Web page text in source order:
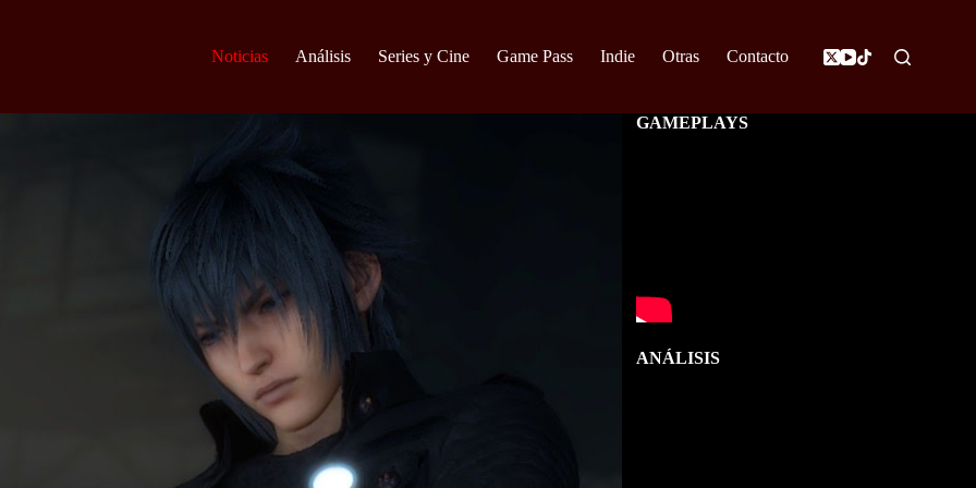
Noticias Análisis Series y Cine Game Pass Indie Otras Contacto
GAMEPLAYS
ANÁLISIS